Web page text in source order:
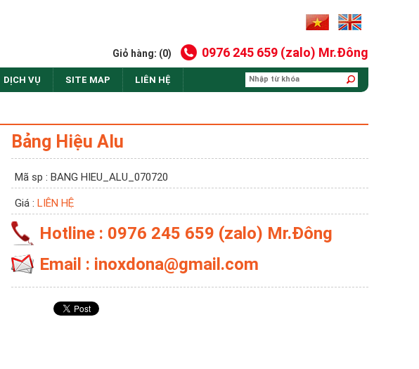
Giỏ hàng: (0) 0976 245 659 (zalo) Mr.Đông
DỊCH VỤ SITE MAP LIÊN HỆ
Bảng Hiệu Alu
Mã sp : BANG HIEU_ALU_070720
Giá : LIÊN HỆ
Hotline : 0976 245 659 (zalo) Mr.Đông
Email : inoxdona@gmail.com